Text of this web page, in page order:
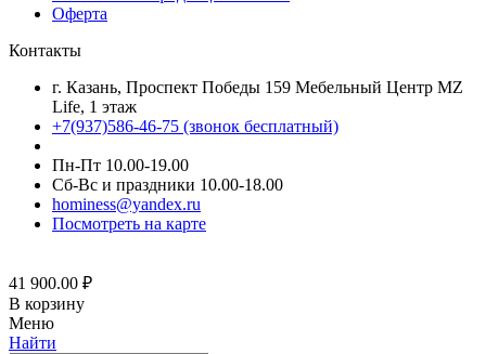
Оферта
Контакты
г. Казань, Проспект Победы 159 Мебельный Центр MZ
Life, 1 этаж
+7(937)586-46-75 (звонок бесплатный)
Пн-Пт 10.00-19.00
Сб-Вс и праздники 10.00-18.00
hominess@yandex.ru
Посмотреть на карте
41 900.00 ₽
В корзину
Меню
Найти